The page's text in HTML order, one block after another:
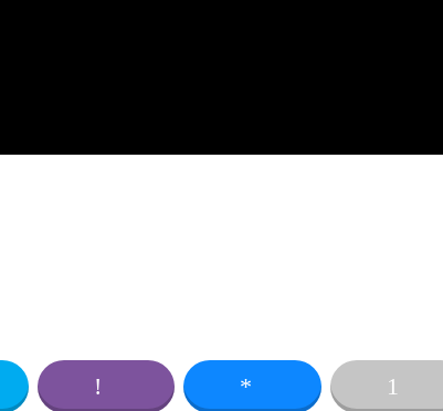
Messenger